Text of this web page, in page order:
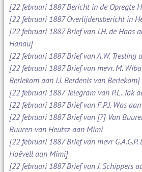
[22 februari 1887 Bericht in de Opregte
[22 februari 1887 Overlijdensbericht in
[22 februari 1887 Brief van J.H. de Haas
Hanau]
[22 februari 1887 Brief van A.W. Tresling
[22 februari 1887 Brief van mevr. M.
Berlekom aan J.J. Berdenis van Berlekom]
[22 februari 1887 Telegram van P.L. Tak
[22 februari 1887 Brief van F.P.J. Was
[22 februari 1887 Brief van [?] Van
Buuren-van Heutsz aan Mimi
[22 februari 1887 Brief van mevr
Hoëvell aan Mimi]
[22 februari 1887 Brief van J. Schippers